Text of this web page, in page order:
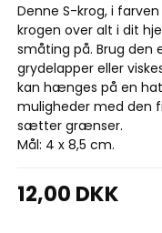
Denne S-krog, i
krogen over alt i dit
småting på. Brug den
grydelapper eller
kan hænges på en
muligheder med den
sætter grænser.
Mål: 4 x 8,5 cm.
12,00 DKK